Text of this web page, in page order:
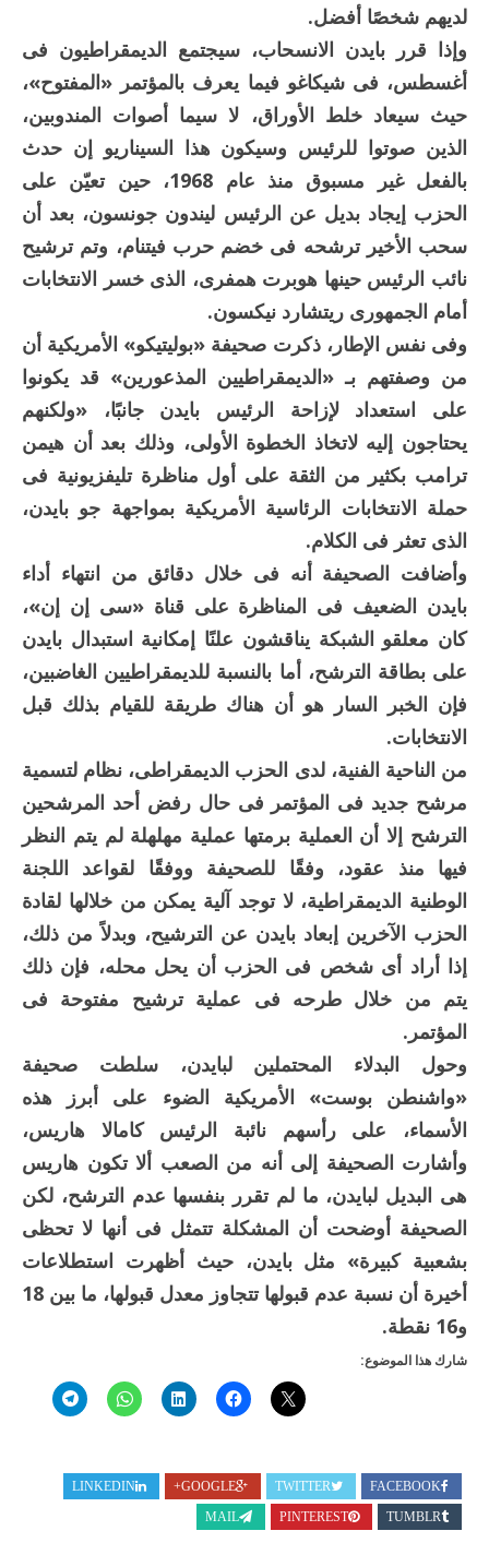
لديهم شخصًا أفضل.
وإذا قرر بايدن الانسحاب، سيجتمع الديمقراطيون فى
أغسطس، فى شيكاغو فيما يعرف بالمؤتمر «المفتوح»،
حيث سيعاد خلط الأوراق، لا سيما أصوات المندوبين،
الذين صوتوا للرئيس وسيكون هذا السيناريو إن حدث
بالفعل غير مسبوق منذ عام 1968، حين تعيّن على
الحزب إيجاد بديل عن الرئيس ليندون جونسون، بعد أن
سحب الأخير ترشحه فى خضم حرب فيتنام، وتم ترشيح
نائب الرئيس حينها هوبرت همفرى، الذى خسر الانتخابات
أمام الجمهورى ريتشارد نيكسون.
وفى نفس الإطار، ذكرت صحيفة «بوليتيكو» الأمريكية أن
من وصفتهم بـ «الديمقراطيين المذعورين» قد يكونوا
على استعداد لإزاحة الرئيس بايدن جانبًا، «ولكنهم
يحتاجون إليه لاتخاذ الخطوة الأولى، وذلك بعد أن هيمن
ترامب بكثير من الثقة على أول مناظرة تليفزيونية فى
حملة الانتخابات الرئاسية الأمريكية بمواجهة جو بايدن،
الذى تعثر فى الكلام.
وأضافت الصحيفة أنه فى خلال دقائق من انتهاء أداء
بايدن الضعيف فى المناظرة على قناة «سى إن إن»،
كان معلقو الشبكة يناقشون علنًا إمكانية استبدال بايدن
على بطاقة الترشح، أما بالنسبة للديمقراطيين الغاضبين،
فإن الخبر السار هو أن هناك طريقة للقيام بذلك قبل
الانتخابات.
من الناحية الفنية، لدى الحزب الديمقراطى، نظام لتسمية
مرشح جديد فى المؤتمر فى حال رفض أحد المرشحين
الترشح إلا أن العملية برمتها عملية مهلهلة لم يتم النظر
فيها منذ عقود، وفقًا للصحيفة ووفقًا لقواعد اللجنة
الوطنية الديمقراطية، لا توجد آلية يمكن من خلالها لقادة
الحزب الآخرين إبعاد بايدن عن الترشيح، وبدلاً من ذلك،
إذا أراد أى شخص فى الحزب أن يحل محله، فإن ذلك
يتم من خلال طرحه فى عملية ترشيح مفتوحة فى
المؤتمر.
وحول البدلاء المحتملين لبايدن، سلطت صحيفة
«واشنطن بوست» الأمريكية الضوء على أبرز هذه
الأسماء، على رأسهم نائبة الرئيس كامالا هاريس،
وأشارت الصحيفة إلى أنه من الصعب ألا تكون هاريس
هى البديل لبايدن، ما لم تقرر بنفسها عدم الترشح، لكن
الصحيفة أوضحت أن المشكلة تتمثل فى أنها لا تحظى
بشعبية كبيرة» مثل بايدن، حيث أظهرت استطلاعات
أخيرة أن نسبة عدم قبولها تتجاوز معدل قبولها، ما بين 18
شارك هذا الموضوع:
FACEBOOK
TWITTER
GOOGLE+
LINKEDIN
TUMBLR
PINTEREST
MAIL